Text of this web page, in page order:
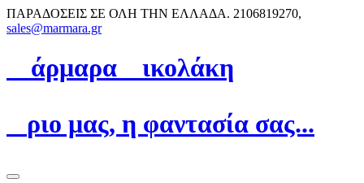
ΠΑΡΑΔΟΣΕΙΣ ΣΕ ΟΛΗ ΤΗΝ ΕΛΛΑΔΑ. 2106819270,
sales@marmara.gr
άρμαρα
ικολάκη
ριο μας, η φαντασία σας...